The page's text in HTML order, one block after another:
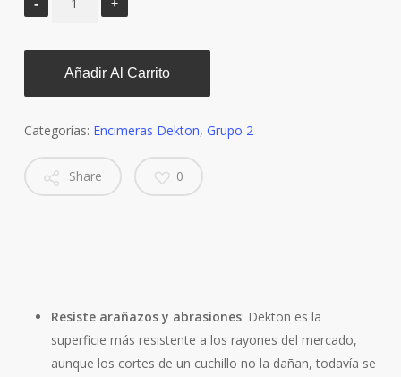
Añadir Al Carrito
Categorías: Encimeras Dekton, Grupo 2
Share 0
Resiste arañazos y abrasiones: Dekton es la
superficie más resistente a los rayones del mercado,
aunque los cortes de un cuchillo no la dañan, todavía se